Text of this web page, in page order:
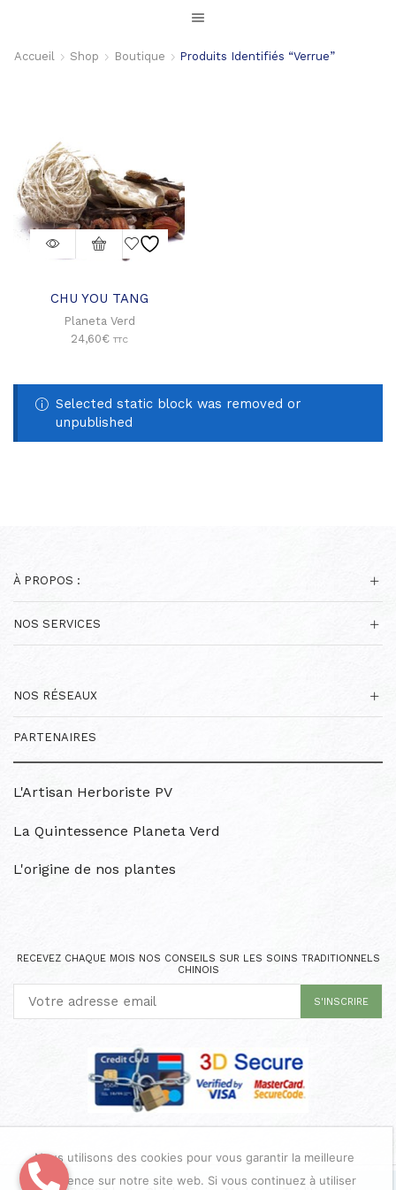
Accueil Shop Boutique Produits Identifiés “verrue”
CHU YOU TANG
Planeta Verd
24,60€ TTC
Selected static block was removed or
unpublished
À PROPOS :
NOS SERVICES
NOS RÉSEAUX
PARTENAIRES
L'Artisan Herboriste PV
La Quintessence Planeta Verd
L'origine de nos plantes
RECEVEZ CHAQUE MOIS NOS CONSEILS SUR LES SOINS TRADITIONNELS
CHINOIS
Nous utilisons des cookies pour vous garantir la meilleure
expérience sur notre site web. Si vous continuez à utiliser